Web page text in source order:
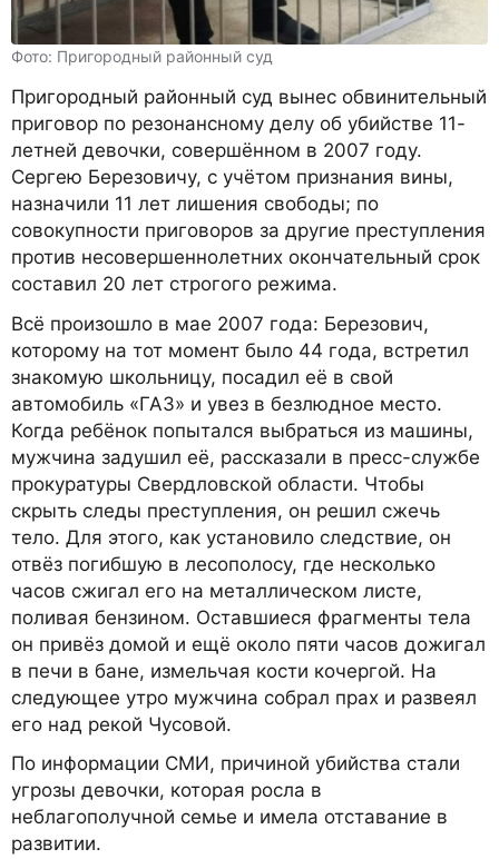
Фото: Пригородный районный суд
Пригородный районный суд вынес обвинительный
приговор по резонансному делу об убийстве 11-
летней девочки, совершённом в 2007 году.
Сергею Березовичу, с учётом признания вины,
назначили 11 лет лишения свободы; по
совокупности приговоров за другие преступления
против несовершеннолетних окончательный срок
составил 20 лет строгого режима.
Всё произошло в мае 2007 года: Березович,
которому на тот момент было 44 года, встретил
знакомую школьницу, посадил её в свой
автомобиль «ГАЗ» и увез в безлюдное место.
Когда ребёнок попытался выбраться из машины,
мужчина задушил её, рассказали в пресс-службе
прокуратуры Свердловской области. Чтобы
скрыть следы преступления, он решил сжечь
тело. Для этого, как установило следствие, он
отвёз погибшую в лесополосу, где несколько
часов сжигал его на металлическом листе,
поливая бензином. Оставшиеся фрагменты тела
он привёз домой и ещё около пяти часов дожигал
в печи в бане, измельчая кости кочергой. На
следующее утро мужчина собрал прах и развеял
его над рекой Чусовой.
По информации СМИ, причиной убийства стали
угрозы девочки, которая росла в
неблагополучной семье и имела отставание в
развитии.